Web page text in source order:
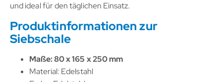
und ideal für den täglichen Einsatz.
Produktinformationen zur
Siebschale
Maße: 80 x 165 x 250 mm
Material: Edelstahl